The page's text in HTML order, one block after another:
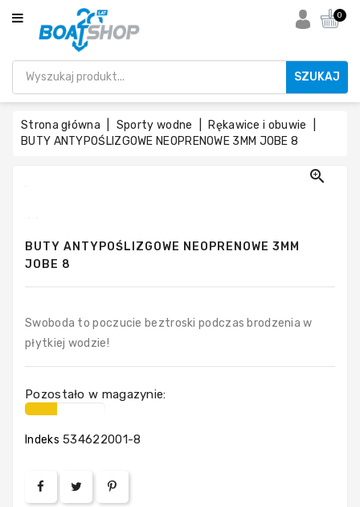
KATEGORIA
Akcesoria
złączne
nierdzewne
elektryczne
0
SZUKAJ
Strona główna Sporty wodne
Rękawice i obuwie
BUTY ANTYPOŚLIZGOWE NEOPRENOWE 3MM JOBE 8

BUTY ANTYPOŚLIZGOWE NEOPRENOWE 3MM
JOBE 8
Swoboda to poczucie beztroski podczas brodzenia w
płytkiej wodzie!
Pozostało w magazynie:
Indeks 534622001-8